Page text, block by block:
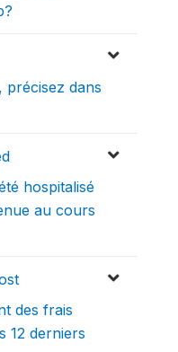
précisez dans
hospitalisé
au cours
des frais
12 derniers